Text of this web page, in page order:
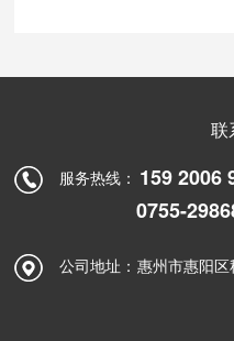
联
服务热线： 159 2006
0755-
公司地址： 惠州市惠阳